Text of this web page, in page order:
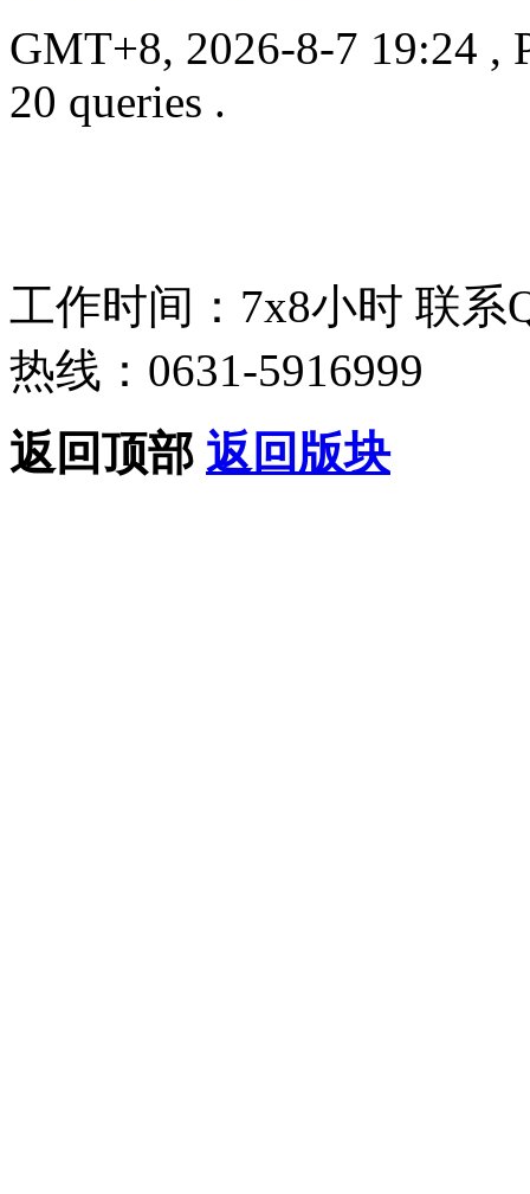
GMT+8, 2026-8-7 19:24 ,
20 queries .
工作时间：7x8小时 联系
热线：0631-5916999
返回顶部 返回版块